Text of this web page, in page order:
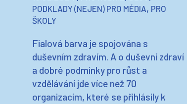
PODKLADY (NEJEN) PRO MÉDIA, PRO
ŠKOLY
Fialová barva je spojována s
duševním zdravím. A o duševní zdraví
a dobré podmínky pro růst a
vzdělávání jde více než 70
organizacím, které se přihlásily k